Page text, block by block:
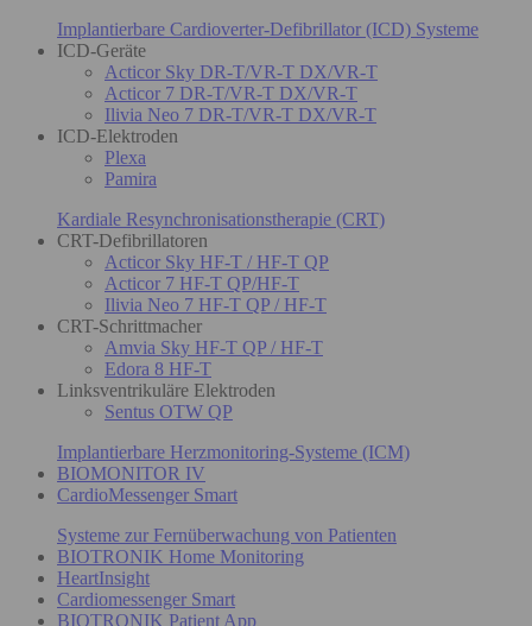
Implantierbare Cardioverter-Defibrillator (ICD) Systeme
ICD-Geräte
Acticor Sky DR-T/VR-T DX/VR-T
Acticor 7 DR-T/VR-T DX/VR-T
Ilivia Neo 7 DR-T/VR-T DX/VR-T
ICD-Elektroden
Plexa
Pamira
Kardiale Resynchronisationstherapie (CRT)
CRT-Defibrillatoren
Acticor Sky HF-T / HF-T QP
Acticor 7 HF-T QP/HF-T
Ilivia Neo 7 HF-T QP / HF-T
CRT-Schrittmacher
Amvia Sky HF-T QP / HF-T
Edora 8 HF-T
Linksventrikuläre Elektroden
Sentus OTW QP
Implantierbare Herzmonitoring-Systeme (ICM)
BIOMONITOR IV
CardioMessenger Smart
Systeme zur Fernüberwachung von Patienten
BIOTRONIK Home Monitoring
HeartInsight
Cardiomessenger Smart
BIOTRONIK Patient App